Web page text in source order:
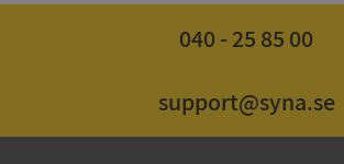
040 - 25 85 00
support@syna.se